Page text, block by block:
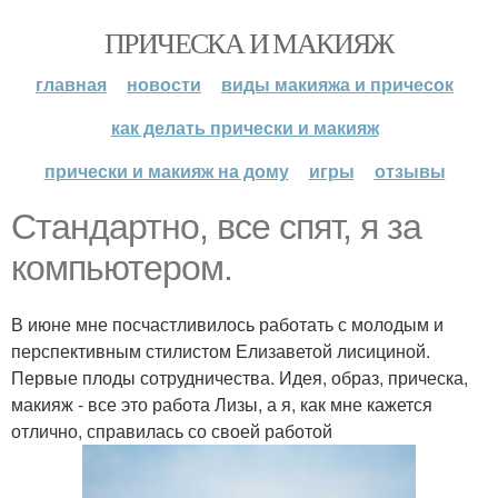
ПРИЧЕСКА И МАКИЯЖ
главная новости
виды макияжа и причесок
как делать прически и макияж
прически и макияж на дому
игры отзывы
Стандартно, все спят, я за
компьютером.
В июне мне посчастливилось работать с молодым и
перспективным стилистом Елизаветой лисициной.
Первые плоды сотрудничества. Идея, образ, прическа,
макияж - все это работа Лизы, а я, как мне кажется
отлично, справилась со своей работой